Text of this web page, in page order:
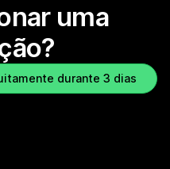
uma
durante 3 dias